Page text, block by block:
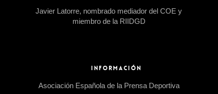
Javier Latorre, nombrado mediador del COE y
miembro de la RIIDGD
INFORMACIÓN
Asociación Española de la Prensa Deportiva